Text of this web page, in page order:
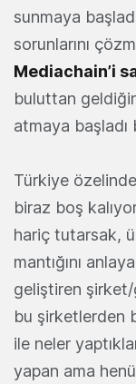
sunmaya
sorunlarını
Mediachain’i
buluttan
atmaya başladı
Türkiye
biraz boş
hariç tutarsak,
mantığını
geliştiren şirket/
bu şirketlerden
ile neler
yapan ama